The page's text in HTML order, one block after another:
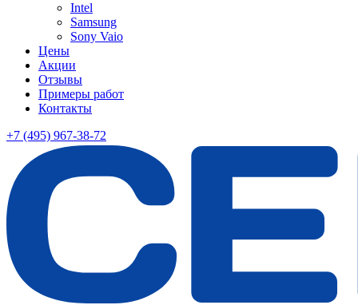
Intel
Samsung
Sony Vaio
Цены
Акции
Отзывы
Примеры работ
Контакты
+7 (495) 967-38-72